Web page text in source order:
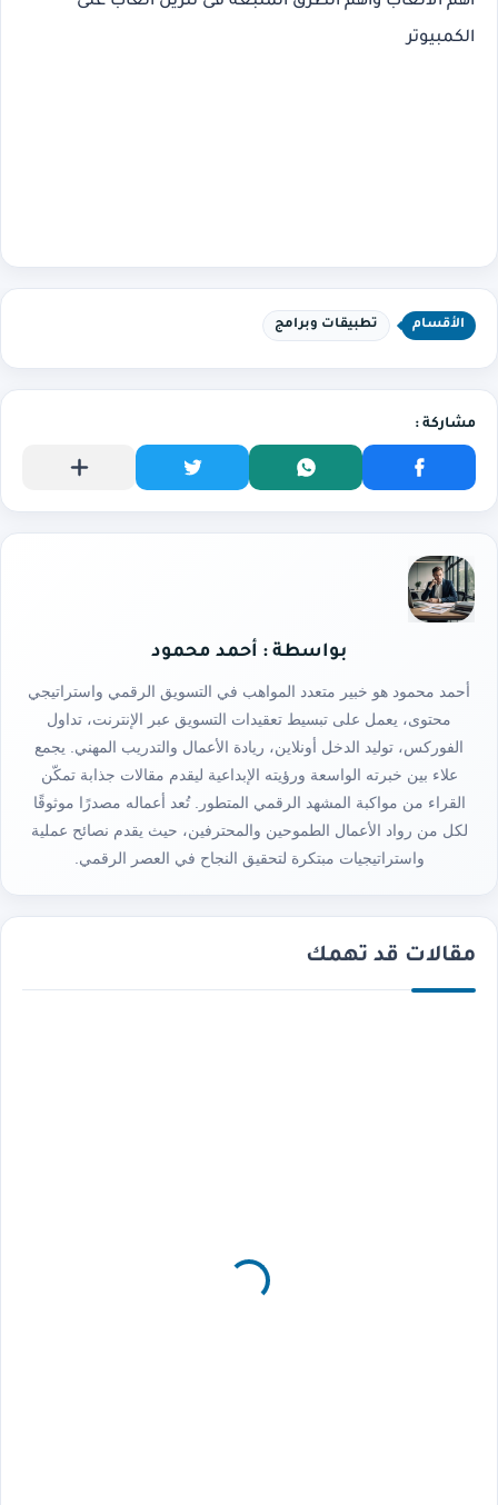
الكمبيوتر
الأقسام تطبيقات وبرامج
بواسطة : أحمد محمود
أحمد محمود هو خبير متعدد المواهب في التسويق الرقمي واستراتيجي
محتوى، يعمل على تبسيط تعقيدات التسويق عبر الإنترنت، تداول
الفوركس، توليد الدخل أونلاين، ريادة الأعمال والتدريب المهني. يجمع
علاء بين خبرته الواسعة ورؤيته الإبداعية ليقدم مقالات جذابة تمكّن
القراء من مواكبة المشهد الرقمي المتطور. تُعد أعماله مصدرًا موثوقًا
لكل من رواد الأعمال الطموحين والمحترفين، حيث يقدم نصائح عملية
واستراتيجيات مبتكرة لتحقيق النجاح في العصر الرقمي.
مقالات قد تهمك